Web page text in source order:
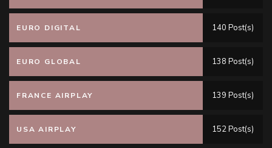
EURO DIGITAL 140 Post(s)
EURO GLOBAL 138 Post(s)
FRANCE AIRPLAY 139 Post(s)
USA AIRPLAY 152 Post(s)